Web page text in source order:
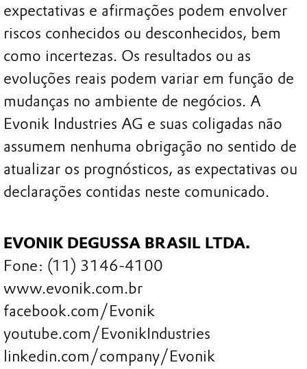
expectativas e afirmações podem envolver
riscos conhecidos ou desconhecidos, bem
como incertezas. Os resultados ou as
evoluções reais podem variar em função de
mudanças no ambiente de negócios. A
Evonik Industries AG e suas coligadas não
assumem nenhuma obrigação no sentido de
atualizar os prognósticos, as expectativas ou
declarações contidas neste comunicado.
EVONIK DEGUSSA BRASIL LTDA.
Fone: (11) 3146-4100
www.evonik.com.br
facebook.com/Evonik
youtube.com/EvonikIndustries
linkedin.com/company/Evonik